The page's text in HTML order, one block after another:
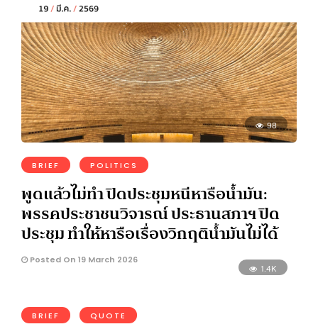
98
BRIEF POLITICS
พูดแล้วไม่ทำ ปิดประชุมหนีหารือน้ำมัน:
พรรคประชาชนวิจารณ์ ประธานสภาฯ ปิด
ประชุม ทำให้หารือเรื่องวิกฤติน้ำมันไม่ได้
Posted On 19 March 2026
1.4K
BRIEF QUOTE